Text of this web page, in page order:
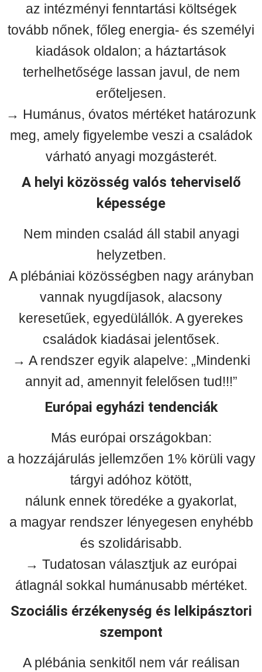
az intézményi fenntartási költségek
tovább nőnek, főleg energia- és személyi
kiadások oldalon; a háztartások
terhelhetősége lassan javul, de nem
erőteljesen.
→ Humánus, óvatos mértéket határozunk
meg, amely figyelembe veszi a családok
várható anyagi mozgásterét.
A helyi közösség valós teherviselő
képessége
Nem minden család áll stabil anyagi
helyzetben.
A plébániai közösségben nagy arányban
vannak nyugdíjasok, alacsony
keresetűek, egyedülállók. A gyerekes
családok kiadásai jelentősek.
→ A rendszer egyik alapelve: „Mindenki
annyit ad, amennyit felelősen tud!!!”
Európai egyházi tendenciák
Más európai országokban:
a hozzájárulás jellemzően 1% körüli vagy
tárgyi adóhoz kötött,
nálunk ennek töredéke a gyakorlat,
a magyar rendszer lényegesen enyhébb
és szolidárisabb.
→ Tudatosan választjuk az európai
átlagnál sokkal humánusabb mértéket.
Szociális érzékenység és lelkipásztori
szempont
A plébánia senkitől nem vár reálisan